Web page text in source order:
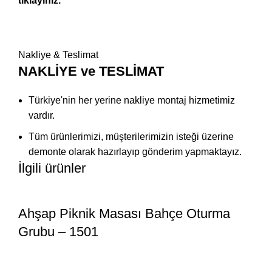
Nakliye & Teslimat
NAKLİYE ve TESLİMAT
Türkiye'nin her yerine nakliye montaj hizmetimiz
vardır.
Tüm ürünlerimizi, müşterilerimizin isteği üzerine
demonte olarak hazırlayıp gönderim yapmaktayız.
İlgili ürünler
Ahşap Piknik Masası Bahçe Oturma
Grubu – 1501